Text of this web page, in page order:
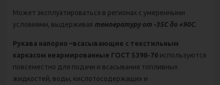
Может эксплуатироваться в регионах с умеренными
условиями, выдерживая температуру от -35С до +90С.
Рукава напорно –всасывающие с текстильным
каркасом неармированные ГОСТ 5398-76 используются
повсеместно для подачи и всасывания топливных
жидкостей, воды, кислотосодержащих и